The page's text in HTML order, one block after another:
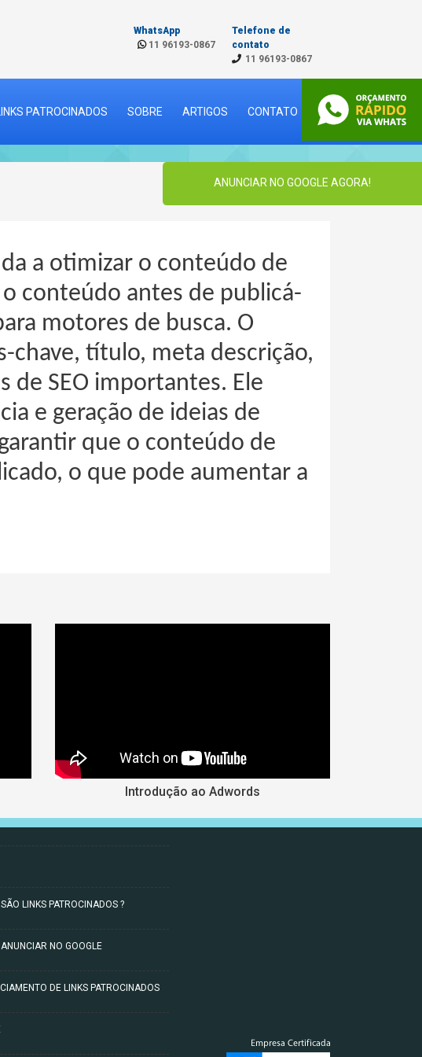
WhatsApp
11 96193-0867
Telefone de
contato
11 96193-0867
PATROCINADOS SOBRE ARTIGOS CONTATO
ANUNCIAR NO GOOGLE AGORA!
a otimizar o conteúdo de
conteúdo antes de publicá-
motores de busca. O
chave, título, meta descrição,
de SEO importantes. Ele
e geração de ideias de
que o conteúdo de
o que pode aumentar a
Introdução ao Adwords
LINKS PATROCINADOS ?
NO GOOGLE
DE LINKS PATROCINADOS